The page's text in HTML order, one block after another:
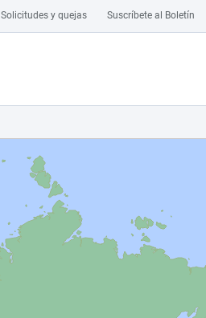
Solicitudes y quejas Suscríbete al Boletín